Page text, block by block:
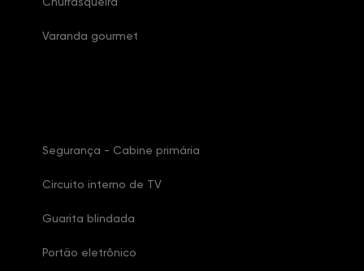
Varanda gourmet
Segurança - Cabine primária
Circuito interno de TV
Guarita blindada
Portão eletrônico